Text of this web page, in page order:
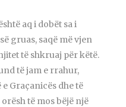
aq i dobët sa i
gruas, saqë më vjen
të shkruaj për këtë.
të jam e rrahur,
Graçanicës dhe të
të mos bëjë një